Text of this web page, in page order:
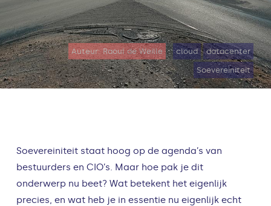
Auteur: Raoul de Weille cloud datacenter
Soevereiniteit
Soevereiniteit staat hoog op de agenda’s van
bestuurders en CIO’s. Maar hoe pak je dit
onderwerp nu beet? Wat betekent het eigenlijk
precies, en wat heb je in essentie nu eigenlijk echt